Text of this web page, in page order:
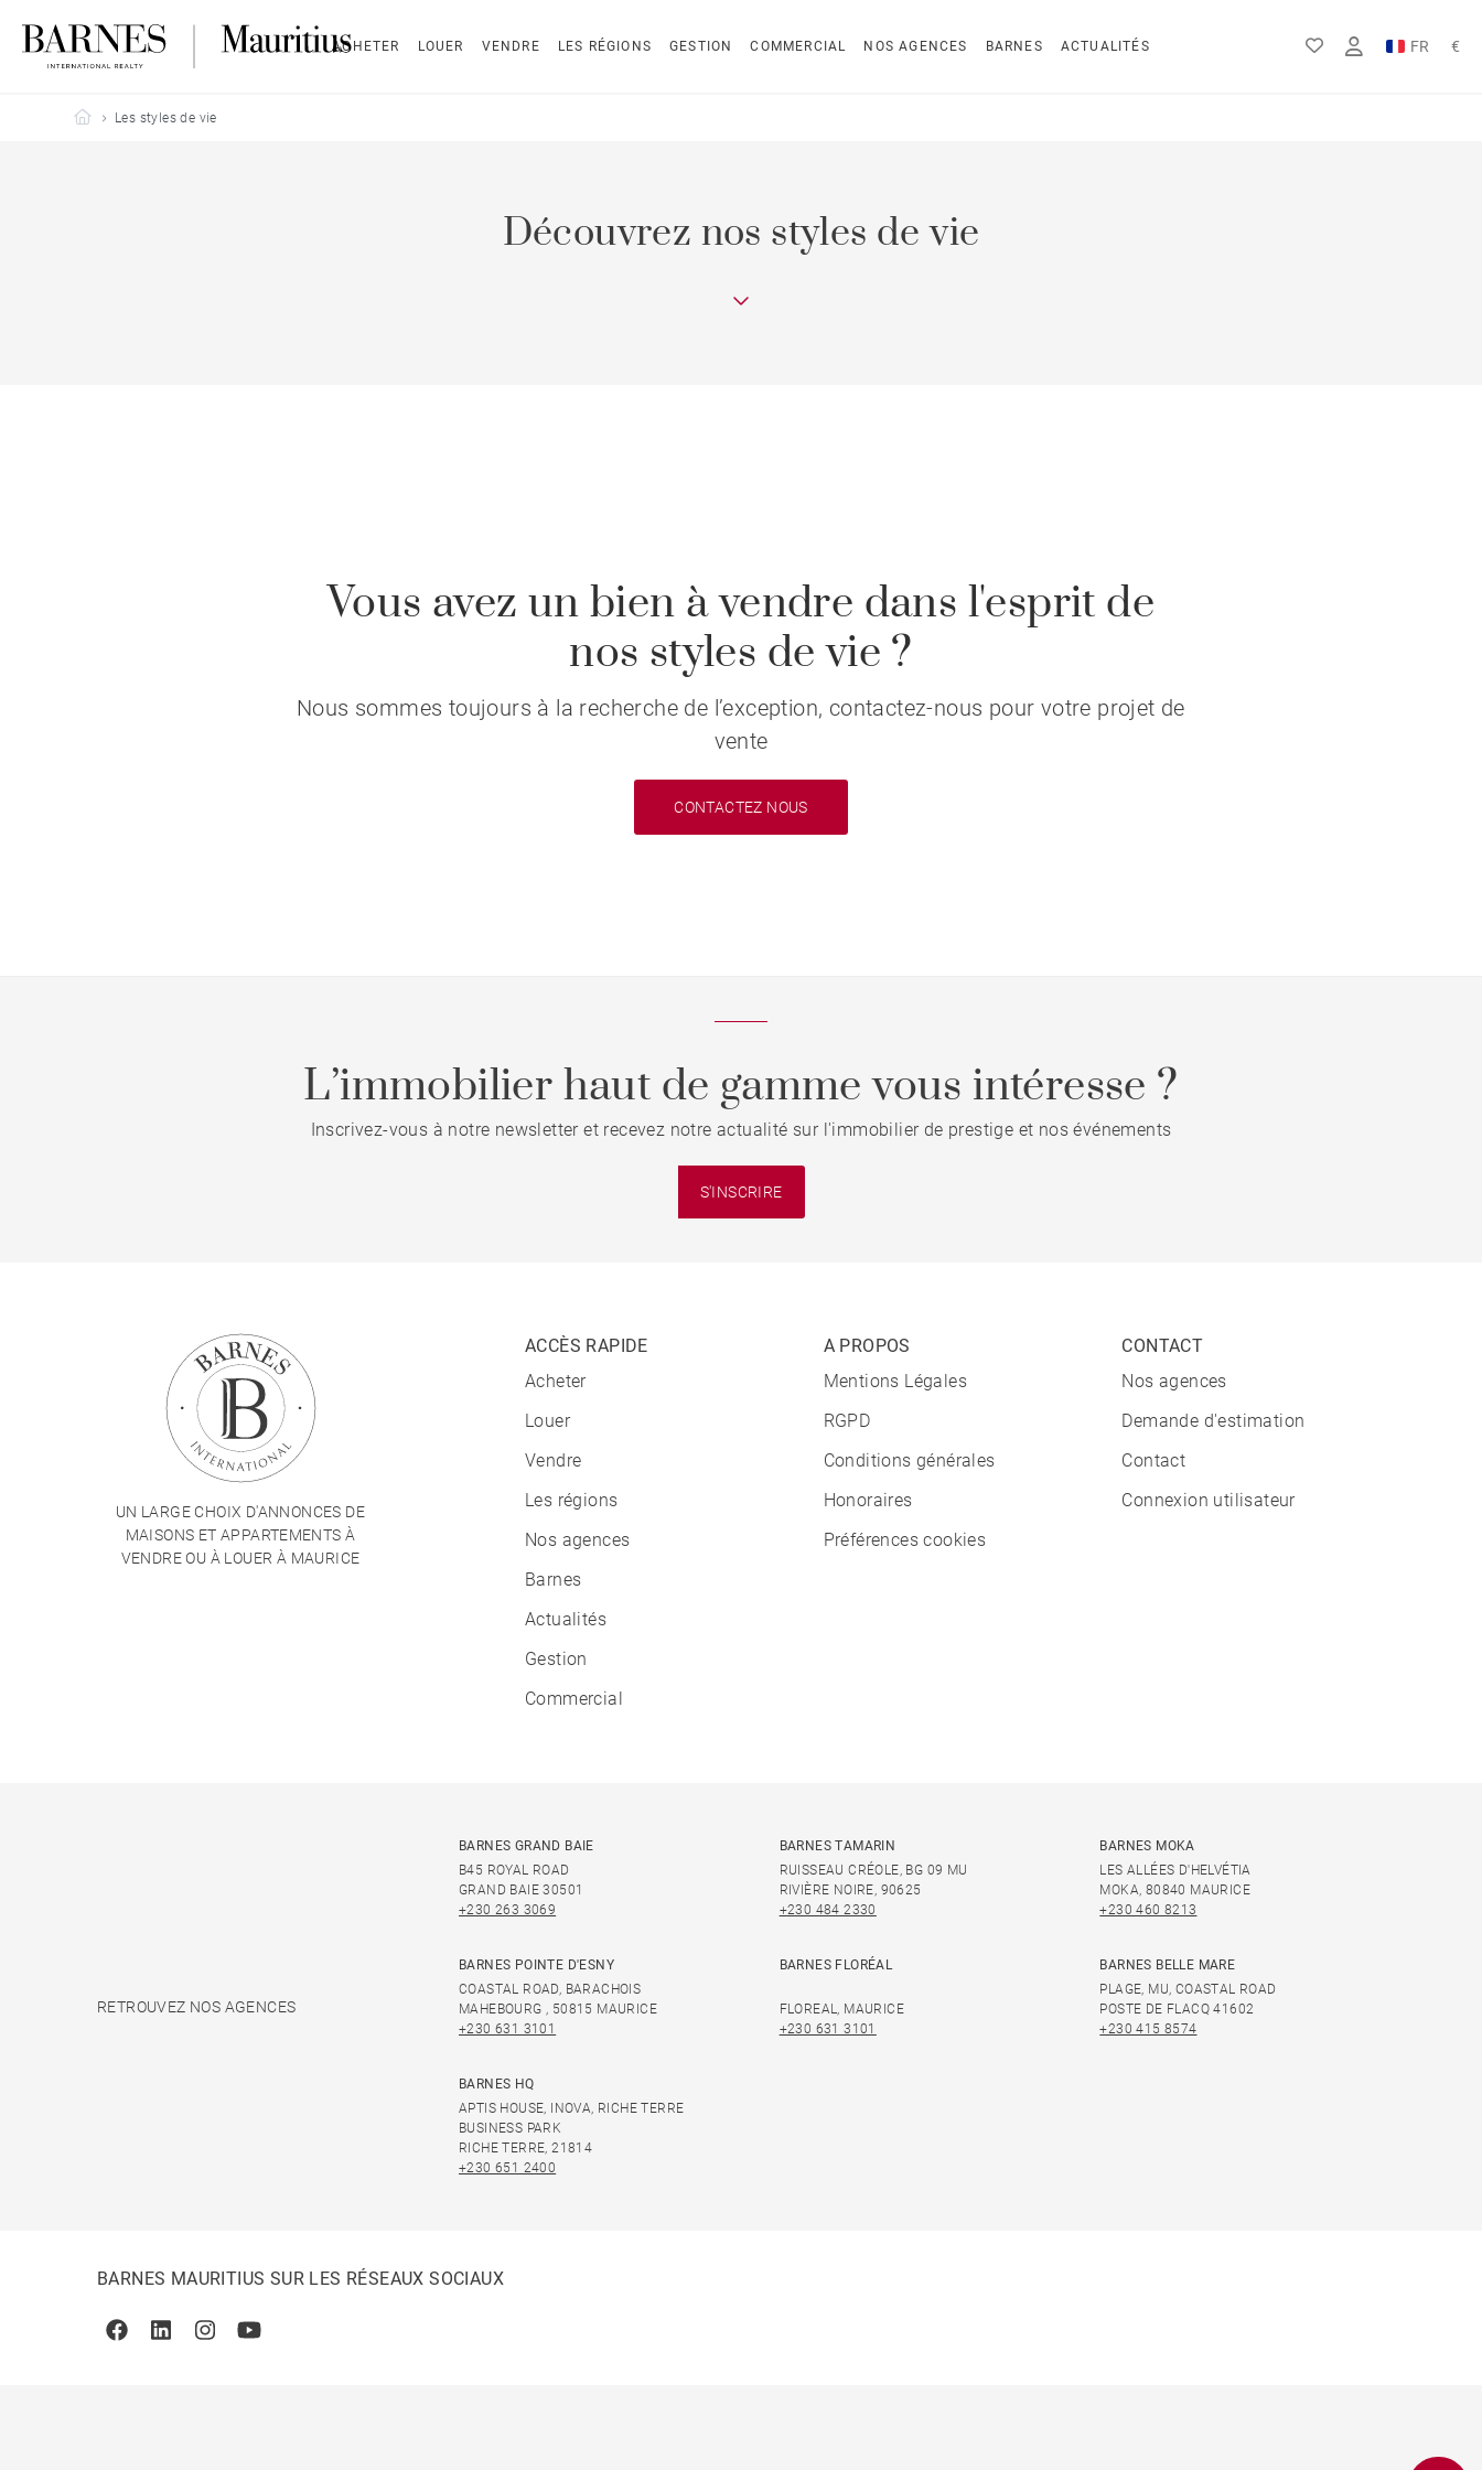
ACHETER LOUER VENDRE LES RÉGIONS GESTION COMMERCIAL NOS AGENCES BARNES ACTUALITÉS FR
EN
€
Rs
Barnes Mauritius
Les styles de vie
Découvrez nos styles de vie
Vous avez un bien à vendre dans l'esprit de
nos styles de vie ?
Nous sommes toujours à la recherche de l’exception, contactez-nous pour votre projet de
vente
CONTACTEZ NOUS
L’immobilier haut de gamme vous intéresse ?
Inscrivez-vous à notre newsletter et recevez notre actualité sur l'immobilier de prestige et nos événements
S'INSCRIRE
UN LARGE CHOIX D'ANNONCES DE
MAISONS ET APPARTEMENTS À
VENDRE OU À LOUER À MAURICE
ACCÈS RAPIDE
Acheter
Louer
Vendre
Les régions
Nos agences
Barnes
Actualités
Gestion
Commercial
A PROPOS
Mentions Légales
RGPD
Conditions générales
Honoraires
Préférences cookies
CONTACT
Nos agences
Demande d'estimation
Contact
Connexion utilisateur
RETROUVEZ NOS AGENCES
BARNES GRAND BAIE
B45 ROYAL ROAD
GRAND BAIE 30501
+230 263 3069
BARNES TAMARIN
RUISSEAU CRÉOLE, BG 09 MU
RIVIÈRE NOIRE, 90625
+230 484 2330
BARNES MOKA
LES ALLÉES D'HELVÉTIA
MOKA, 80840 MAURICE
+230 460 8213
BARNES POINTE D'ESNY
COASTAL ROAD, BARACHOIS
MAHEBOURG , 50815 MAURICE
+230 631 3101
BARNES FLORÉAL
FLOREAL, MAURICE
+230 631 3101
BARNES BELLE MARE
PLAGE, MU, COASTAL ROAD
POSTE DE FLACQ 41602
+230 415 8574
BARNES HQ
APTIS HOUSE, INOVA, RICHE TERRE
BUSINESS PARK
RICHE TERRE, 21814
+230 651 2400
BARNES MAURITIUS SUR LES RÉSEAUX SOCIAUX
FacebookLinkedinInstagramYoutube